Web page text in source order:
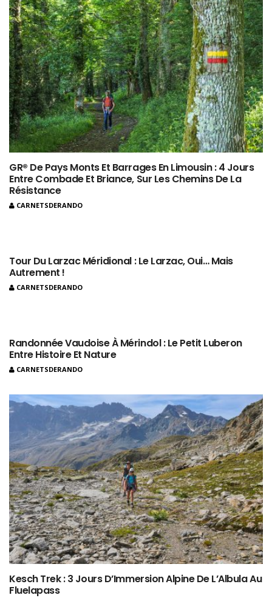
GR® De Pays Monts Et Barrages En Limousin : 4 Jours
Entre Combade Et Briance, Sur Les Chemins De La
Résistance
CARNETSDERANDO
Tour Du Larzac Méridional : Le Larzac, Oui… Mais
Autrement !
CARNETSDERANDO
Randonnée Vaudoise À Mérindol : Le Petit Luberon
Entre Histoire Et Nature
CARNETSDERANDO
Kesch Trek : 3 Jours D’Immersion Alpine De L’Albula Au
Fluelapass